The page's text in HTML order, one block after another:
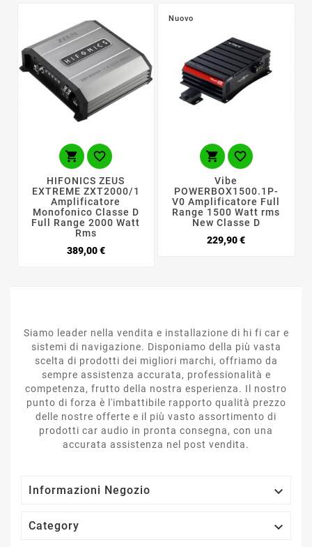
 
HIFONICS ZEUS
EXTREME ZXT2000/1
Amplificatore
Monofonico Classe D
Full Range 2000 Watt
Rms
389,00 €Prezzo
Nuovo
 
Vibe
POWERBOX1500.1P-
V0 Amplificatore Full
Range 1500 Watt rms
New Classe D
229,90 €Prezzo
Siamo leader nella vendita e installazione di hi fi car e
sistemi di navigazione. Disponiamo della più vasta
scelta di prodotti dei migliori marchi, offriamo da
sempre assistenza accurata, professionalità e
competenza, frutto della nostra esperienza. Il nostro
punto di forza è l'imbattibile rapporto qualità prezzo
delle nostre offerte e il più vasto assortimento di
prodotti car audio in pronta consegna, con una
accurata assistenza nel post vendita.
Informazioni Negozio 
Category 